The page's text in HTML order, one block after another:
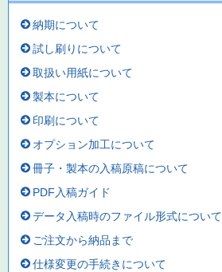
納期について
試し刷りについて
取扱い用紙について
製本について
印刷について
オプション加工について
冊子・製本の入稿原稿について
PDF入稿ガイド
データ入稿時のファイル形式について
ご注文から納品まで
仕様変更の手続きについて